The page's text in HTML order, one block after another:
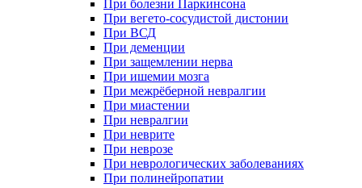
При болезни Паркинсона
При вегето-сосудистой дистонии
При ВСД
При деменции
При защемлении нерва
При ишемии мозга
При межрёберной невралгии
При миастении
При невралгии
При неврите
При неврозе
При неврологических заболеваниях
При полинейропатии